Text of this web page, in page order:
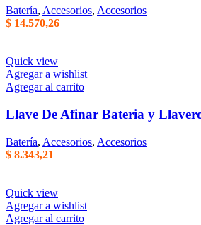
Batería, Accesorios, Accesorios
$ 14.570,26
Quick view
Agregar a wishlist
Agregar al carrito
Llave De Afinar Bateria y
Batería, Accesorios, Accesorios
$ 8.343,21
Quick view
Agregar a wishlist
Agregar al carrito